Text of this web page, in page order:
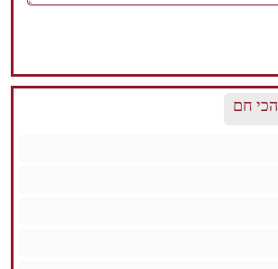
הכי חם